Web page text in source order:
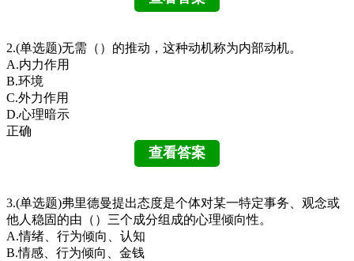
2.(单选题)无需（）的推动，这种动机称为内部动机。
A.内力作用
B.环境
C.外力作用
D.心理暗示
正确
3.(单选题)弗里德曼提出态度是个体对某一特定事务、观念或
他人稳固的由（）三个成分组成的心理倾向性。
A.情绪、行为倾向、认知
B.情感、行为倾向、金钱